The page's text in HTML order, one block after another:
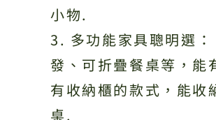
小物.
3. 多功能家具聰明選
發、可折疊餐桌等，能
有收納櫃的款式，能收
桌.